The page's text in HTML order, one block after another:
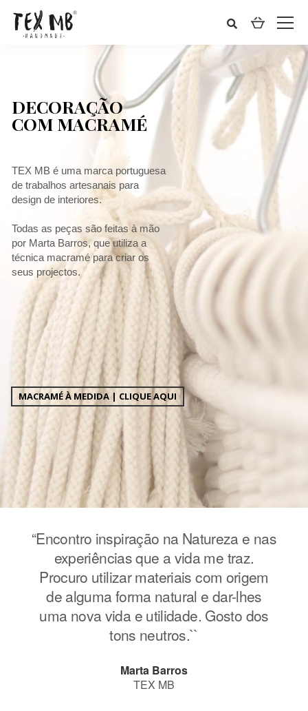
DECORAÇÃO
COM MACRAMÉ
TEX MB é uma marca portuguesa
de trabalhos artesanais para
design de interiores.
Todas as peças são feitas à mão
por Marta Barros, que utiliza a
técnica macramé para criar os
seus projectos.
MACRAMÉ À MEDIDA | CLIQUE AQUI
“Encontro inspiração na Natureza e nas
experiências que a vida me traz.
Procuro utilizar materiais com origem
de alguma forma natural e dar-lhes
uma nova vida e utilidade. Gosto dos
tons neutros.``
Marta Barros
TEX MB